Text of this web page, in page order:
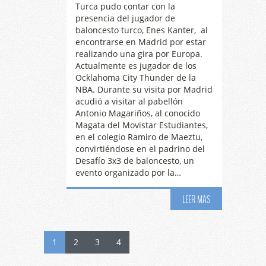
Turca pudo contar con la
presencia del jugador de
baloncesto turco, Enes Kanter, al
encontrarse en Madrid por estar
realizando una gira por Europa.
Actualmente es jugador de los
Ocklahoma City Thunder de la
NBA. Durante su visita por Madrid
acudió a visitar al pabellón
Antonio Magariños, al conocido
Magata del Movistar Estudiantes,
en el colegio Ramiro de Maeztu,
convirtiéndose en el padrino del
Desafío 3x3 de baloncesto, un
evento organizado por la…
LEER MAS
1 2 3 4